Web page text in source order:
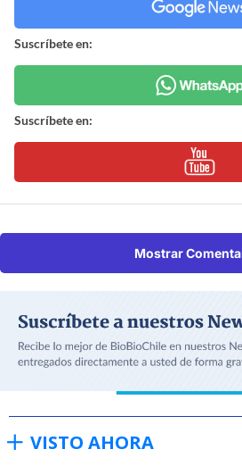
Suscríbete en:
Suscríbete en:
Mostrar
VISTO AHORA